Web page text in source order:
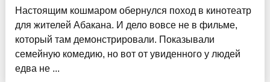
Настоящим кошмаром обернулся поход в кинотеатр
для жителей Абакана. И дело вовсе не в фильме,
который там демонстрировали. Показывали
семейную комедию, но вот от увиденного у людей
едва не ...